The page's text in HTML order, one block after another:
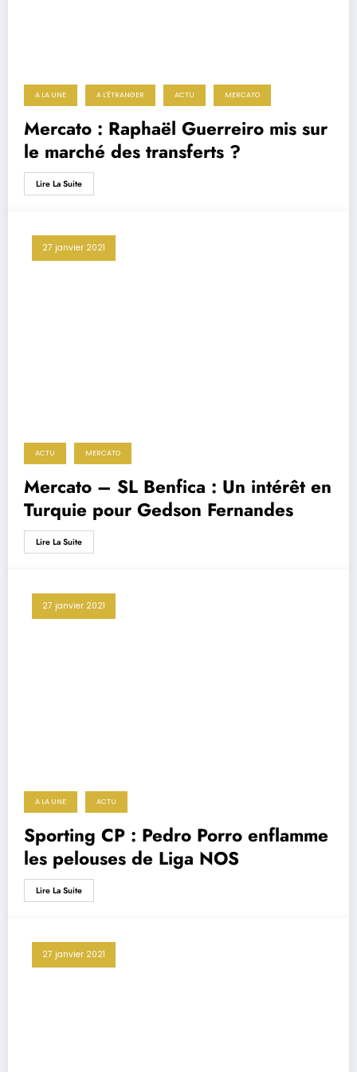
A LA UNE A L'ÉTRANGER ACTU MERCATO
Mercato : Raphaël Guerreiro mis sur
le marché des transferts ?
Lire La Suite
27 janvier 2021
ACTU MERCATO
Mercato – SL Benfica : Un intérêt en
Turquie pour Gedson Fernandes
Lire La Suite
27 janvier 2021
A LA UNE ACTU
Sporting CP : Pedro Porro enflamme
les pelouses de Liga NOS
Lire La Suite
27 janvier 2021